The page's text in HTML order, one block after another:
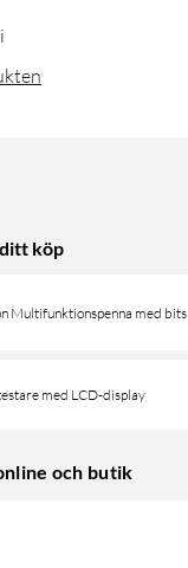
köp
Multifunktionspenna med bits
med LCD-display
och butik